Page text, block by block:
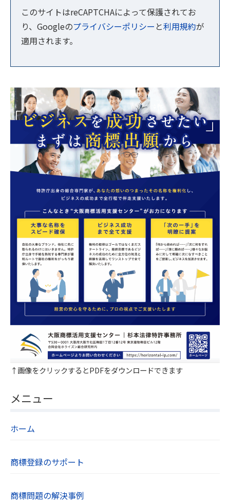
このサイトはreCAPTCHAによって保護されてお
り、Googleのプライバシーポリシー と利用規約が
適用されます。
↑画像をクリックするとPDFをダウンロードできます
メニュー
ホーム
商標登録のサポート
商標問題の解決事例